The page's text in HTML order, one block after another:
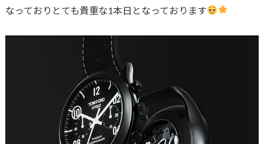
なっておりとても貴重な1本日となっております